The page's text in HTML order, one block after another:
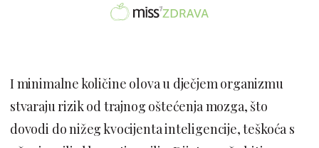
I minimalne količine olova u dječjem organizmu
stvaraju rizik od trajnog oštećenja mozga, što
dovodi do nižeg kvocijenta inteligencije, teškoća s